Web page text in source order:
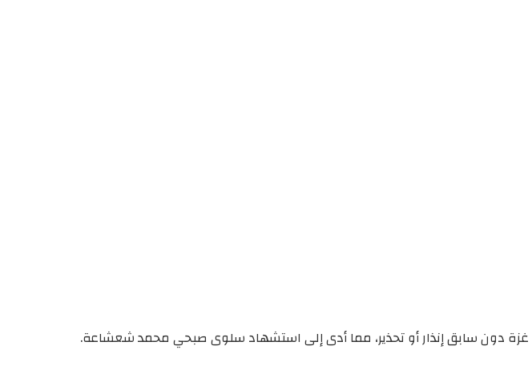
غزة دون سابق إنذار أو تحذير، مما أدى إلى استشهاد سلوى صبحي محمد شعشاعة.